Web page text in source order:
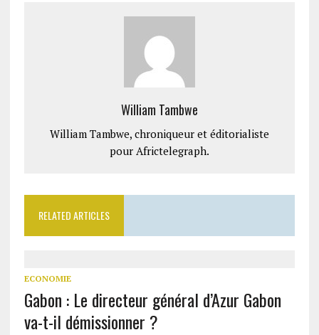
William Tambwe
William Tambwe, chroniqueur et éditorialiste
pour Africtelegraph.
RELATED ARTICLES
ECONOMIE
Gabon : Le directeur général d’Azur Gabon
va-t-il démissionner ?